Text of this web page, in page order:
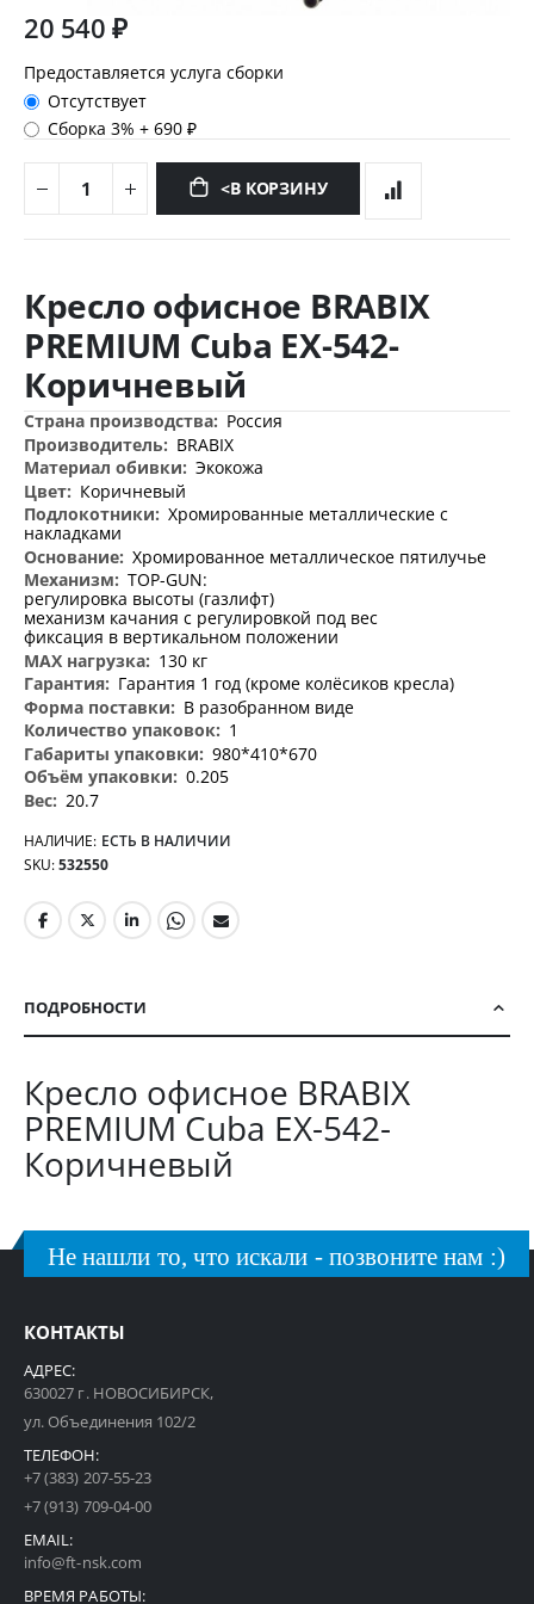
20 540 ₽
Предоставляется услуга сборки
Отсутствует
Сборка 3%+690 ₽
<В КОРЗИНУ
к
началу
галереи
изображений
Кресло офисное BRABIX
PREMIUM Cuba EX-542-
Коричневый
Дополнительная
информация
Россия
BRABIX
Экокожа
Коричневый
Хромированные металлические с
накладками
Хромированное металлическое пятилучье
TOP-GUN:
регулировка высоты (газлифт)
механизм качания с регулировкой под вес
фиксация в вертикальном положении
130 кг
Гарантия 1 год (кроме колёсиков кресла)
В разобранном виде
1
980*410*670
0.205
20.7
НАЛИЧИЕ: ЕСТЬ В НАЛИЧИИ
SKU 532550
ПОДРОБНОСТИ
Кресло офисное BRABIX
PREMIUM Cuba EX-542-
Коричневый
Не нашли то, что искали - позвоните нам :)
КОНТАКТЫ
АДРЕС:
630027 г. НОВОСИБИРСК,
ул. Объединения 102/2
ТЕЛЕФОН:
+7 (383) 207-55-23
+7 (913) 709-04-00
EMAIL:
info@ft-nsk.com
ВРЕМЯ РАБОТЫ: